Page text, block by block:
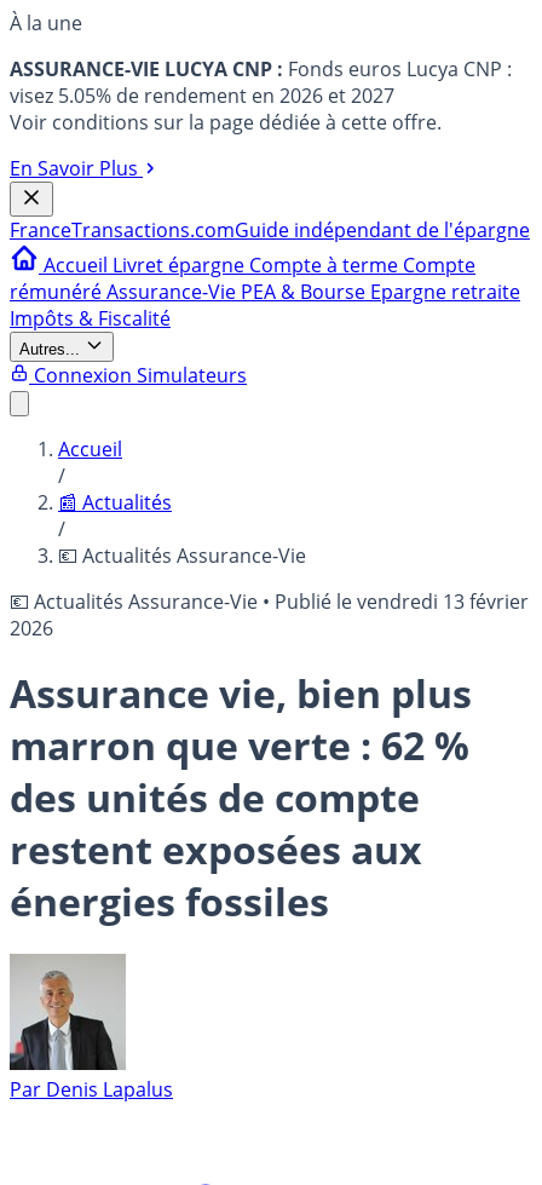
À la une
ASSURANCE-VIE LUCYA CNP : Fonds euros Lucya CNP :
visez 5.05% de rendement en 2026 et 2027
Voir conditions sur la page dédiée à cette offre.
En Savoir Plus
FranceTransactions.comGuide indépendant de l'épargne
Accueil Livret épargne Compte à terme Compte
rémunéréAssurance-Vie PEA & Bourse Epargne retraite
Impôts & Fiscalité
Autres...
Connexion Simulateurs
Accueil
/
📰 Actualités
/
💶 Actualités Assurance-Vie
💶 Actualités Assurance-Vie • Publié levendredi 13 février
2026
Assurance vie, bien plus
marron que verte : 62 %
des unités de compte
restent exposées aux
énergies fossiles
Par Denis Lapalus